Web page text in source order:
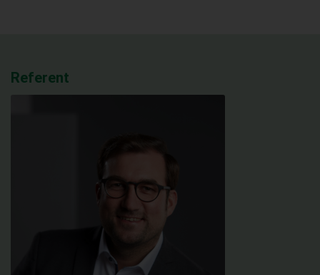
Referent